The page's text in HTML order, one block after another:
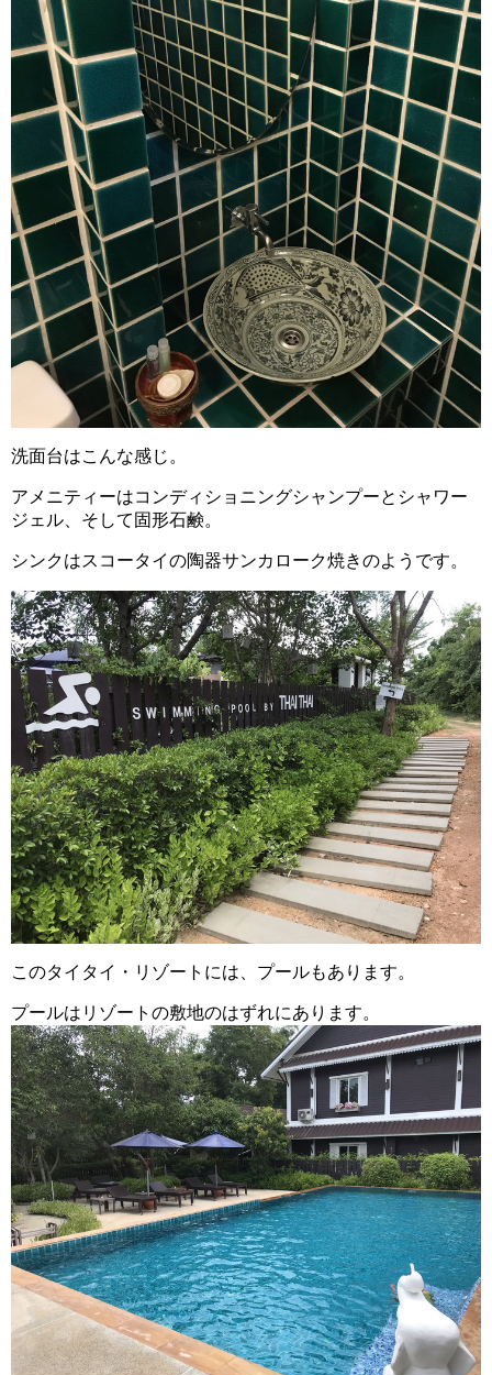
洗面台はこんな感じ。
アメニティーはコンディショニングシャンプーとシャワー
ジェル、そして固形石鹸。
シンクはスコータイの陶器サンカローク焼きのようです。
このタイタイ・リゾートには、プールもあります。
プールはリゾートの敷地のはずれにあります。